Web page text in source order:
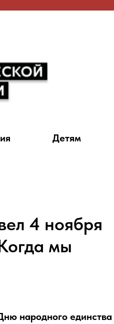
Детям
4 ноября
мы
народного единства